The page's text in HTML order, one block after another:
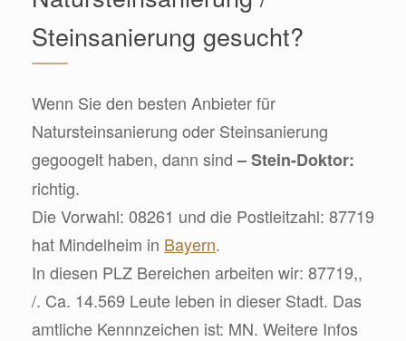
Steinsanierung gesucht?
Wenn Sie den besten Anbieter für
Natursteinsanierung oder Steinsanierung
gegoogelt haben, dann sind– Stein-Doktor:
richtig.
Die Vorwahl: 08261 und die Postleitzahl: 87719
hat Mindelheim in Bayern.
In diesen PLZ Bereichen arbeiten wir: 87719,,
/. Ca. 14.569 Leute leben in dieser Stadt. Das
amtliche Kennnzeichen ist: MN. Weitere Infos